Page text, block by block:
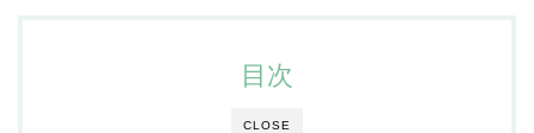
CLOSE
目次